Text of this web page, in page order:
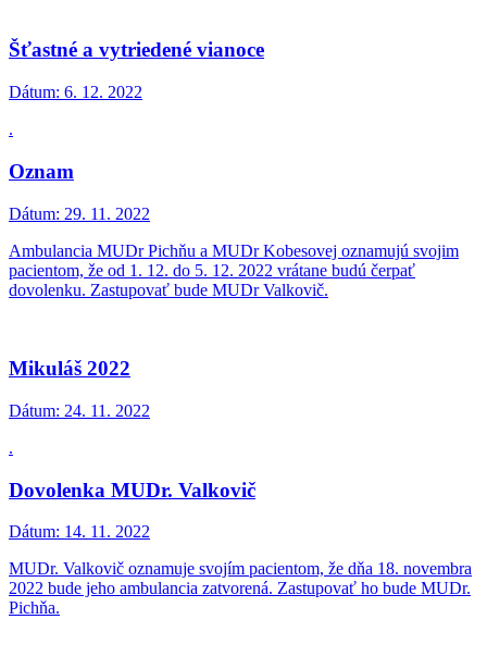
Šťastné a vytriedené vianoce
Dátum: 6. 12. 2022
.
Oznam
Dátum: 29. 11. 2022
Ambulancia MUDr Pichňu a MUDr Kobesovej oznamujú svojim
pacientom, že od 1. 12. do 5. 12. 2022 vrátane budú čerpať
dovolenku. Zastupovať bude MUDr Valkovič.
Mikuláš 2022
Dátum: 24. 11. 2022
.
Dovolenka MUDr. Valkovič
Dátum: 14. 11. 2022
MUDr. Valkovič oznamuje svojím pacientom, že dňa 18. novembra
2022 bude jeho ambulancia zatvorená. Zastupovať ho bude MUDr.
Pichňa.